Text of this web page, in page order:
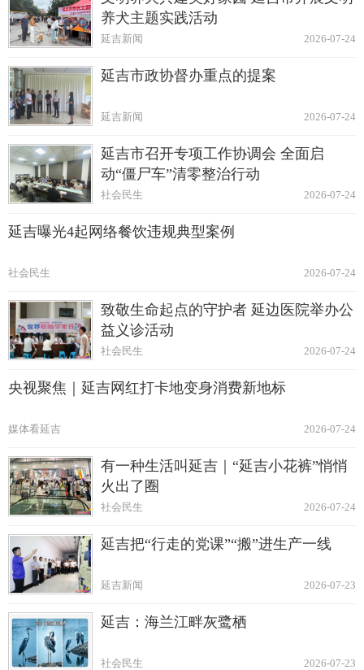
养犬主题实践活动
2026-07-24
延吉新闻
延吉市政协督办重点的提案
2026-07-24
延吉新闻
延吉市召开专项工作协调会 全面启
动“僵尸车”清零整治行动
2026-07-24
社会民生
延吉曝光4起网络餐饮违规典型案例
2026-07-24
社会民生
致敬生命起点的守护者 延边医院举办公
益义诊活动
2026-07-24
社会民生
央视聚焦｜延吉网红打卡地变身消费新地标
2026-07-24
媒体看延吉
有一种生活叫延吉｜“延吉小花裤”悄悄
火出了圈
2026-07-24
社会民生
延吉把“行走的党课”“搬”进生产一线
2026-07-23
延吉新闻
延吉：海兰江畔灰鹭栖
2026-07-23
社会民生